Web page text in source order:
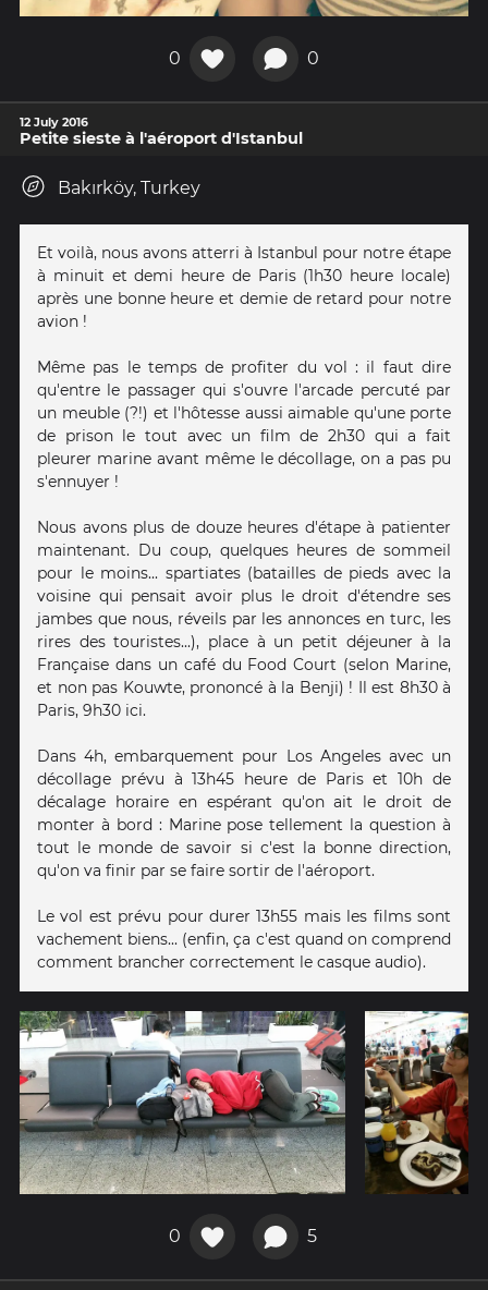
0 0
12 July 2016
Petite sieste à l'aéroport d'Istanbul
Bakırköy, Turkey
Et voilà, nous avons atterri à Istanbul pour notre étape
à minuit et demi heure de Paris (1h30 heure locale)
après une bonne heure et demie de retard pour notre
avion !
Même pas le temps de profiter du vol : il faut dire
qu'entre le passager qui s'ouvre l'arcade percuté par
un meuble (?!) et l'hôtesse aussi aimable qu'une porte
de prison le tout avec un film de 2h30 qui a fait
pleurer marine avant même le décollage, on a pas pu
s'ennuyer !
Nous avons plus de douze heures d'étape à patienter
maintenant. Du coup, quelques heures de sommeil
pour le moins... spartiates (batailles de pieds avec la
voisine qui pensait avoir plus le droit d'étendre ses
jambes que nous, réveils par les annonces en turc, les
rires des touristes...), place à un petit déjeuner à la
Française dans un café du Food Court (selon Marine,
et non pas Kouwte, prononcé à la Benji) ! Il est 8h30 à
Paris, 9h30 ici.
Dans 4h, embarquement pour Los Angeles avec un
décollage prévu à 13h45 heure de Paris et 10h de
décalage horaire en espérant qu'on ait le droit de
monter à bord : Marine pose tellement la question à
tout le monde de savoir si c'est la bonne direction,
qu'on va finir par se faire sortir de l'aéroport.
Le vol est prévu pour durer 13h55 mais les films sont
vachement biens... (enfin, ça c'est quand on comprend
comment brancher correctement le casque audio).
0 5